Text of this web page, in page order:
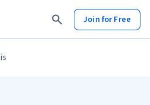
Join for Free